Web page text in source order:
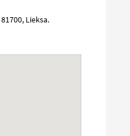
81700, Lieksa.